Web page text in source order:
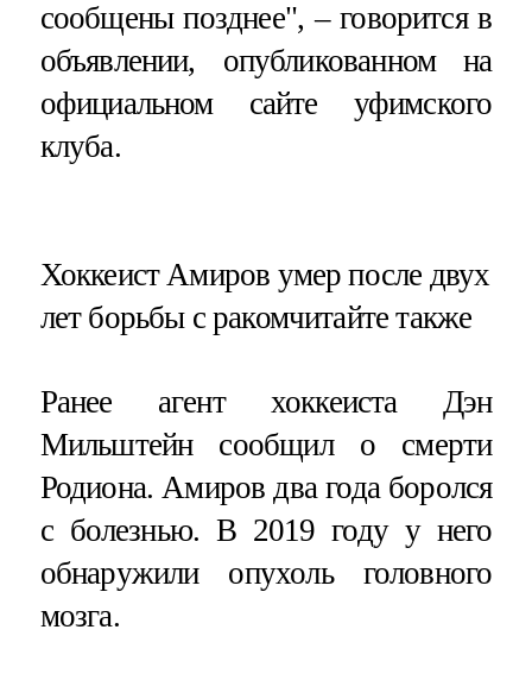
сообщены позднее", – говорится в
объявлении, опубликованном на
официальном сайте уфимского
клуба.
​Хоккеист Амиров умер после двух
лет борьбы с ракомчитайте также
Ранее агент хоккеиста Дэн
Мильштейн сообщил о смерти
Родиона. Амиров два года боролся
с болезнью. В 2019 году у него
обнаружили опухоль головного
мозга.